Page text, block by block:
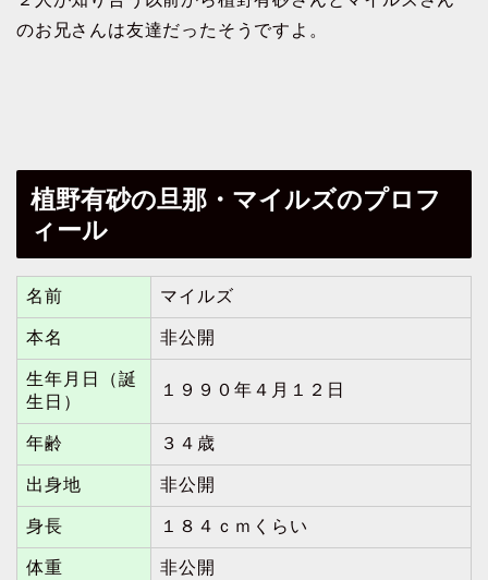
のお兄さんは友達だったそうですよ。
植野有砂の旦那・マイルズのプロフ
ィール
名前 マイルズ
本名 非公開
生年月日（誕
生日）
１９９０年４月１２日
年齢 ３４歳
出身地 非公開
身長 １８４ｃｍくらい
体重 非公開